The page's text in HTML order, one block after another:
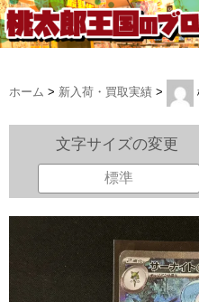
ホーム > 新入荷・買取実績 >
文字サイズの変更
標準